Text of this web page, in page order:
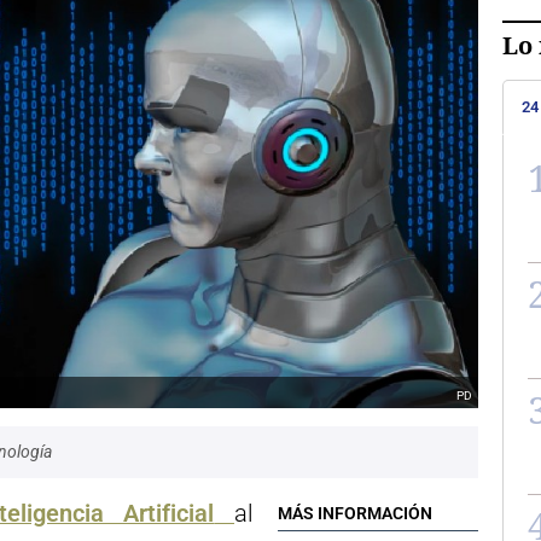
PD
MÁS INFORMACIÓN
Artificial al
Lo